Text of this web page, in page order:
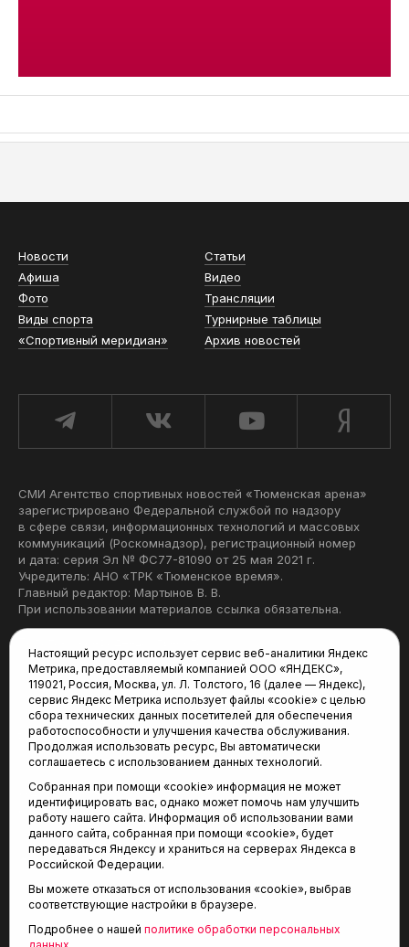
Новости
Статьи
Афиша
Видео
Фото
Трансляции
Виды спорта
Турнирные таблицы
«Спортивный меридиан»
Архив новостей
СМИ Агентство спортивных новостей «Тюменская арена»
зарегистрировано Федеральной службой по надзору
в сфере связи, информационных технологий и массовых
коммуникаций (Роскомнадзор), регистрационный номер
и дата: серия Эл № ФС77-81090 от 25 мая 2021 г.
Учредитель: АНО «ТРК «Тюменское время».
Главный редактор: Мартынов В. В.
При использовании материалов ссылка обязательна.
Редакция:
625035, Тюмень, пр. Геологоразведчиков, 28А
(3452) 68-22-28
tum-arena@mail.ru
Отдел продаж:
(3452) 68-89-78
kotovaev@sibinformburo.ru
Настоящий ресурс использует сервис веб-аналитики Яндекс
Метрика, предоставляемый компанией ООО «ЯНДЕКС»,
119021, Россия, Москва, ул. Л. Толстого, 16 (далее — Яндекс),
сервис Яндекс Метрика использует файлы «cookie» с целью
сбора технических данных посетителей для обеспечения
работоспособности и улучшения качества обслуживания.
Продолжая использовать ресурс, Вы автоматически
соглашаетесь с использованием данных технологий.
Собранная при помощи «cookie» информация не может
идентифицировать вас, однако может помочь нам улучшить
работу нашего сайта. Информация об использовании вами
данного сайта, собранная при помощи «cookie», будет
передаваться Яндексу и храниться на серверах Яндекса в
Российской Федерации.
Вы можете отказаться от использования «cookie», выбрав
соответствующие настройки в браузере.
Подробнее о нашей политике обработки персональных